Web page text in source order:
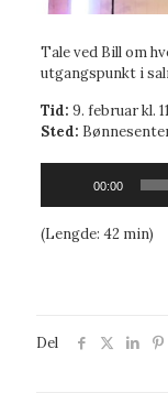
Tale ved Bill om
utgangspunkt i
Tid: 9. februar kl. 11
Sted:
00:00
(Lengde: 42 min)
Del